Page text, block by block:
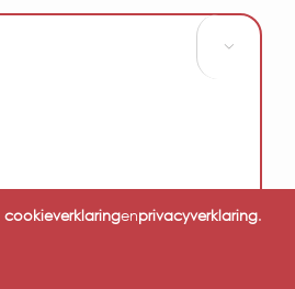

cookieverklaringenprivacyverklaring.